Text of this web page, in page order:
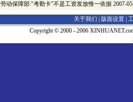
劳动保障部:"考勤卡"不是工资发放惟一依据 2007-
关于我们 | 版面设置
Copyright © 2000 - 2006